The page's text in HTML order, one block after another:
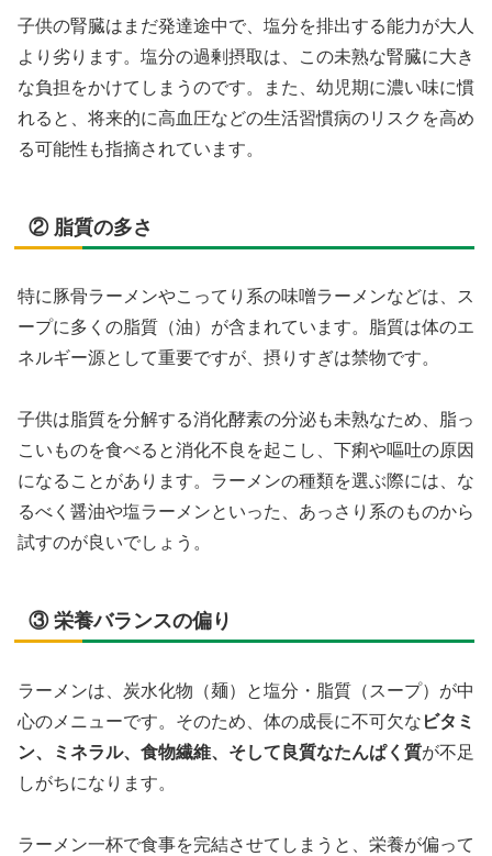
子供の腎臓はまだ発達途中で、塩分を排出する能力が大人
より劣ります。塩分の過剰摂取は、この未熟な腎臓に大き
な負担をかけてしまうのです。また、幼児期に濃い味に慣
れると、将来的に高血圧などの生活習慣病のリスクを高め
る可能性も指摘されています。
② 脂質の多さ
特に豚骨ラーメンやこってり系の味噌ラーメンなどは、ス
ープに多くの脂質（油）が含まれています。脂質は体のエ
ネルギー源として重要ですが、摂りすぎは禁物です。
子供は脂質を分解する消化酵素の分泌も未熟なため、脂っ
こいものを食べると消化不良を起こし、下痢や嘔吐の原因
になることがあります。ラーメンの種類を選ぶ際には、な
るべく醤油や塩ラーメンといった、あっさり系のものから
試すのが良いでしょう。
③ 栄養バランスの偏り
ラーメンは、炭水化物（麺）と塩分・脂質（スープ）が中
心のメニューです。そのため、体の成長に不可欠な ビタミ
ン、ミネラル、食物繊維、そして良質なたんぱく質が不足
しがちになります。
ラーメン一杯で食事を完結させてしまうと、栄養が偏って